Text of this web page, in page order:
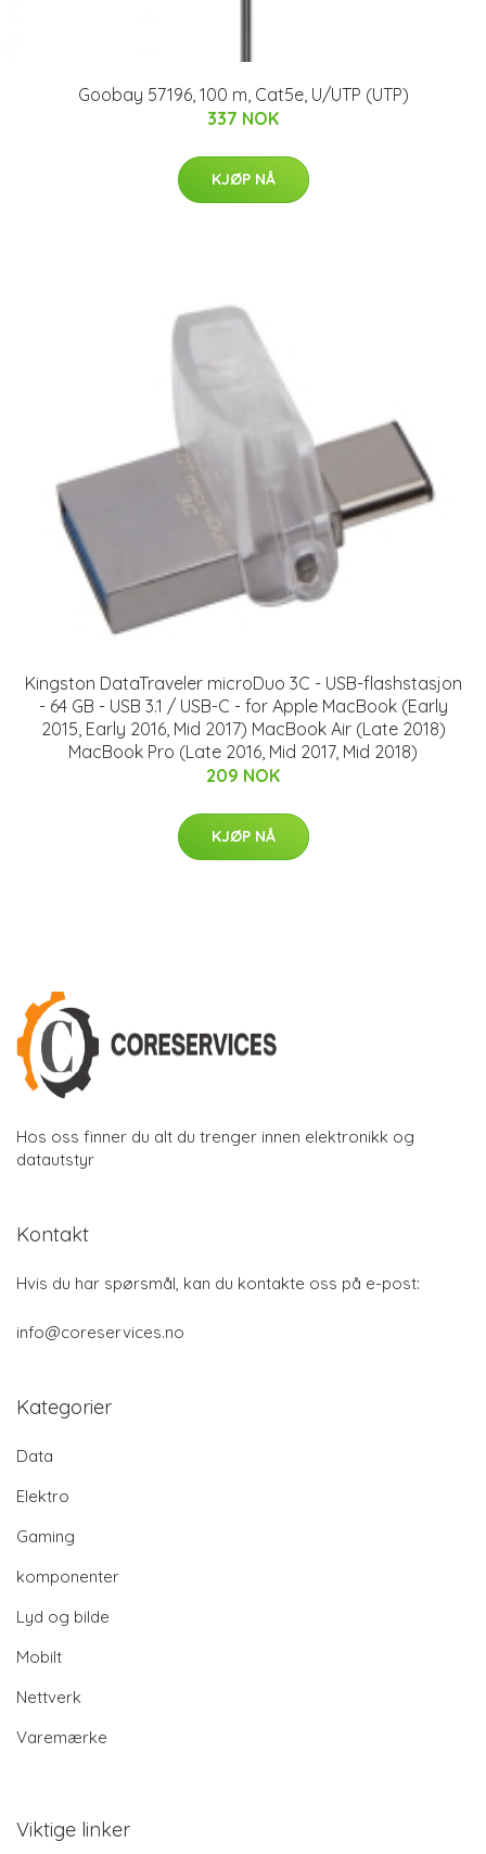
Goobay 57196, 100 m, Cat5e, U/UTP (UTP)
337 NOK
KJØP NÅ
Kingston DataTraveler microDuo 3C - USB-flashstasjon
- 64 GB - USB 3.1 / USB-C - for Apple MacBook (Early
2015, Early 2016, Mid 2017) MacBook Air (Late 2018)
MacBook Pro (Late 2016, Mid 2017, Mid 2018)
209 NOK
KJØP NÅ
Hos oss finner du alt du trenger innen elektronikk og
datautstyr
Kontakt
Hvis du har spørsmål, kan du kontakte oss på e-post:
info@coreservices.no
Kategorier
Data
Elektro
Gaming
komponenter
Lyd og bilde
Mobilt
Nettverk
Varemærke
Viktige linker